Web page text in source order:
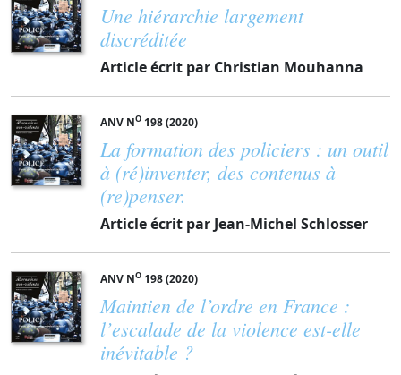
Une hiérarchie largement
discréditée
Article écrit par Christian Mouhanna
ANV NO 198 (2020)
La formation des policiers : un outil
à (ré)inventer, des contenus à
(re)penser.
Article écrit par Jean-Michel Schlosser
ANV NO 198 (2020)
Maintien de l’ordre en France :
l’escalade de la violence est-elle
inévitable ?